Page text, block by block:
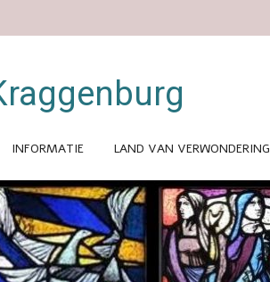
INFORMATIE LAND VAN VERWONDERING